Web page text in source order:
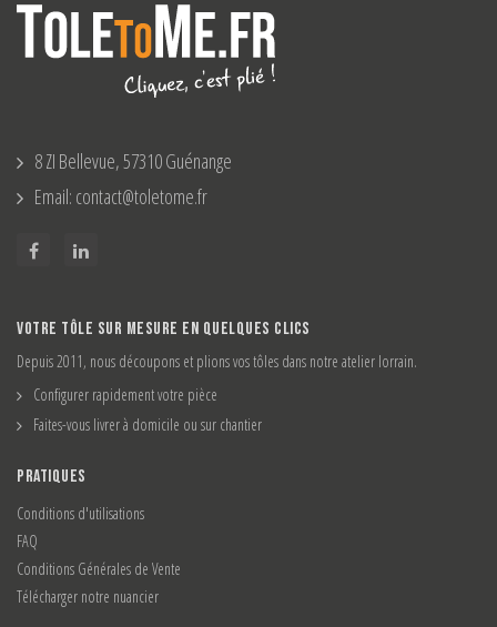
8 ZI Bellevue, 57310 Guénange
Email: contact@toletome.fr
VOTRE TÔLE SUR MESURE EN QUELQUES CLICS
Depuis 2011, nous découpons et plions vos tôles dans notre atelier lorrain.
Configurer rapidement votre pièce
Faites-vous livrer à domicile ou sur chantier
PRATIQUES
Conditions d'utilisations
FAQ
Conditions Générales de Vente
Télécharger notre nuancier